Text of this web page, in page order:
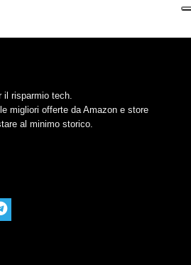
il risparmio tech.
migliori offerte da Amazon e store
al minimo storico.